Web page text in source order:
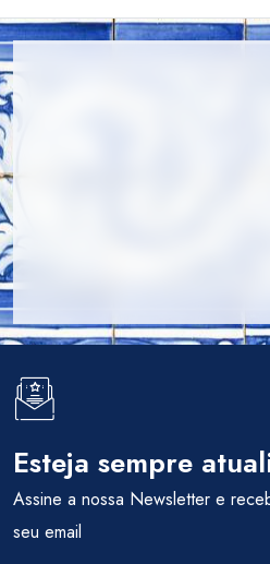
Esteja sempre
Assine a nossa Newsletter e
seu email